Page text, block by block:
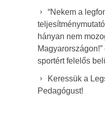
“Nekem a
hányan nem
sportért felelős
Keressük a
Pedagógust!